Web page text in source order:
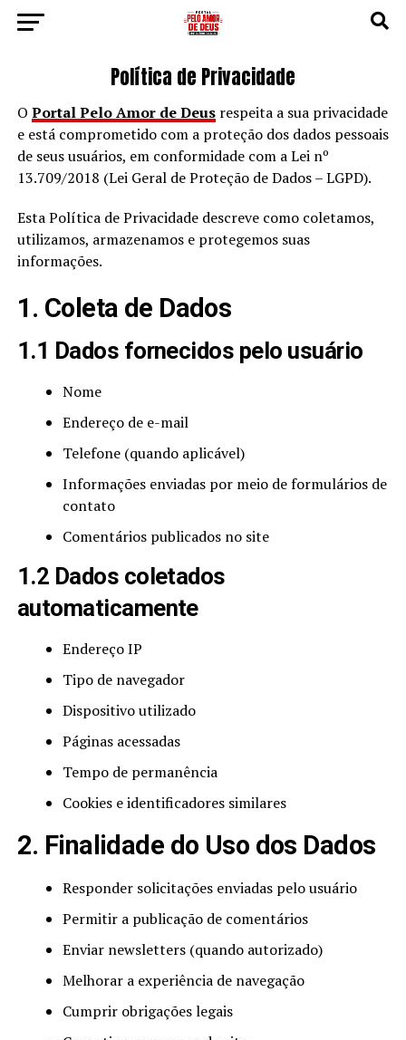
Política de Privacidade
O Portal Pelo Amor de Deusrespeita a sua privacidade
e está comprometido com a proteção dos dados pessoais
de seus usuários, em conformidade com a Lei nº
13.709/2018 (Lei Geral de Proteção de Dados – LGPD).
Esta Política de Privacidade descreve como coletamos,
utilizamos, armazenamos e protegemos suas
informações.
1. Coleta de Dados
1.1 Dados fornecidos pelo usuário
Nome
Endereço de e-mail
Telefone (quando aplicável)
Informações enviadas por meio de formulários de
contato
Comentários publicados no site
1.2 Dados coletados
automaticamente
Endereço IP
Tipo de navegador
Dispositivo utilizado
Páginas acessadas
Tempo de permanência
Cookies e identificadores similares
2. Finalidade do Uso dos Dados
Responder solicitações enviadas pelo usuário
Permitir a publicação de comentários
Enviar newsletters (quando autorizado)
Melhorar a experiência de navegação
Cumprir obrigações legais